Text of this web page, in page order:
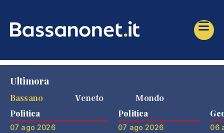
Ultimora
Bassano
Veneto Mondo
Politica
07 ago 2026
Politica
07 ago 2026 06